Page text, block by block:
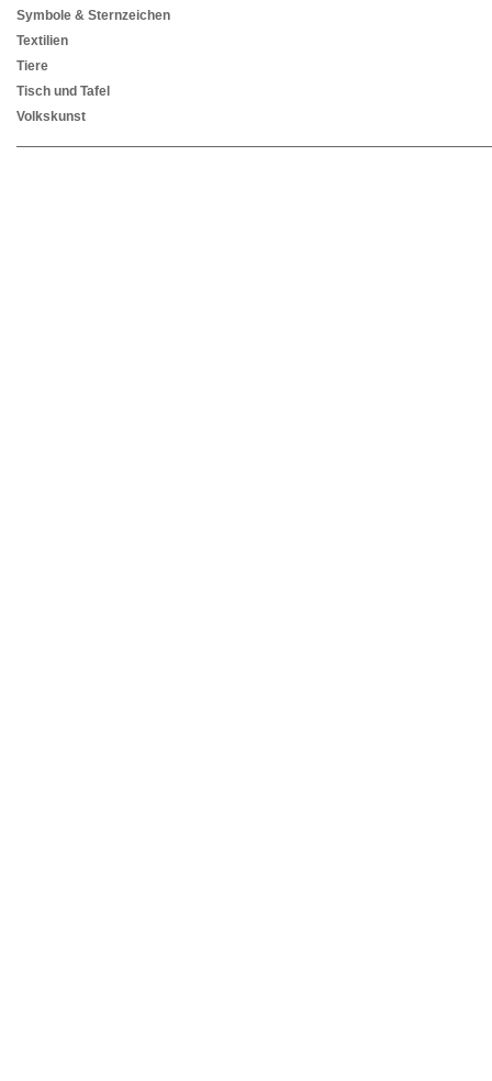
Symbole & Sternzeichen
Textilien
Tiere
Tisch und Tafel
Volkskunst